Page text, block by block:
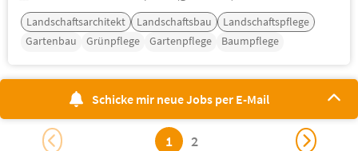
Landschaftsarchitekt Landschaftsbau
Landschaftspflege
Gartenbau
Grünpflege Gartenpflege Baumpflege
Schicke mir neue Jobs per E-Mail
1 2